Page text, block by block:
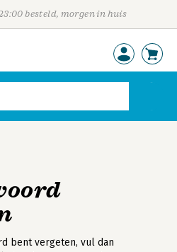
besteld, morgen in huis
bent vergeten, vul dan